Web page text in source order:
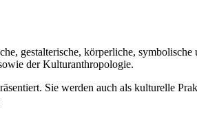
gestalterische, körperliche, symbolische
der Kulturanthropologie.
Sie werden auch als kulturelle